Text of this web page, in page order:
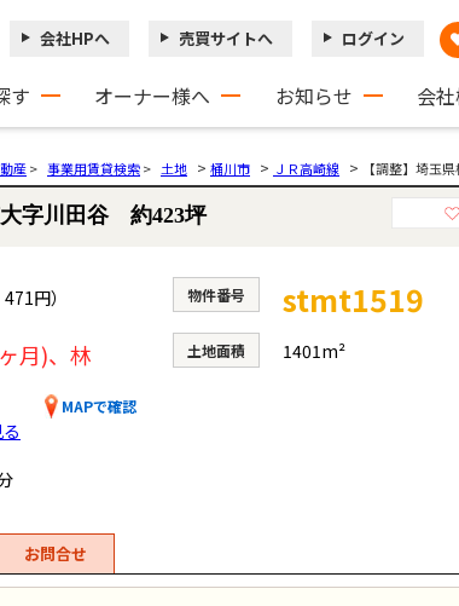
会社HPへ 売買サイトへ ログイン
す オーナー様へ お知らせ 会
産> 事業用賃貸検索> 土地 > 桶川市 > ＪＲ高崎線 > 【調整】埼玉
大字川田谷 約423坪
471円 物件番号 stmt1519
月)、林 土地面積 1401m²
MAPで確認
お問合せ